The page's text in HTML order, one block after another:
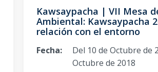
Kawsaypacha | VII Mesa
Ambiental: Kawsaypacha
relación con el entorno
Fecha:
Del 10 de Octubre de
Octubre de 2018